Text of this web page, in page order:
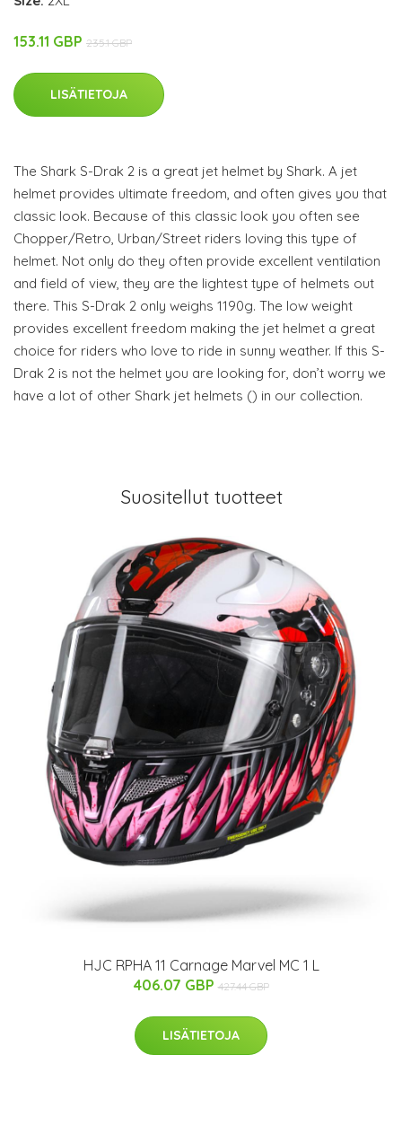
153.11 GBP 235.1 GBP
LISÄTIETOJA
The Shark S-Drak 2 is a great jet helmet by Shark. A jet
helmet provides ultimate freedom, and often gives you that
classic look. Because of this classic look you often see
Chopper/Retro, Urban/Street riders loving this type of
helmet. Not only do they often provide excellent ventilation
and field of view, they are the lightest type of helmets out
there. This S-Drak 2 only weighs 1190g. The low weight
provides excellent freedom making the jet helmet a great
choice for riders who love to ride in sunny weather. If this S-
Drak 2 is not the helmet you are looking for, don’t worry we
have a lot of other Shark jet helmets () in our collection.
Suositellut tuotteet
HJC RPHA 11 Carnage Marvel MC 1 L
406.07 GBP 427.44 GBP
LISÄTIETOJA